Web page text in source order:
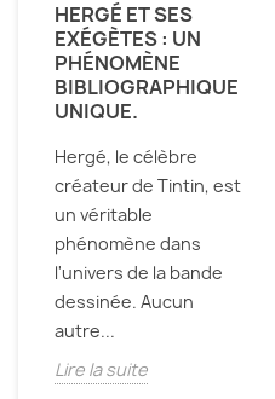
HERGÉ ET SES
EXÉGÈTES : UN
PHÉNOMÈNE
BIBLIOGRAPHIQUE
UNIQUE.
Hergé, le célèbre
créateur de Tintin, est
un véritable
phénomène dans
l'univers de la bande
dessinée. Aucun
autre...
Lire la suite